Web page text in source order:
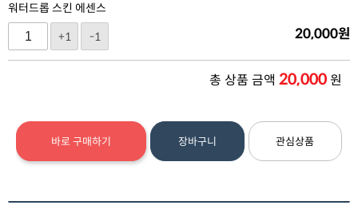
워터드롭 스킨 에센스
+1
-1 20,000원
총 상품 금액 20,000원
바로 구매하기 장바구니 관심상품